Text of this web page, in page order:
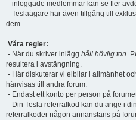
- inloggade medlemmar kan se fler
- Teslaägare har även tillgång till
dem
Våra regler:
- När du skriver inlägg håll hövlig ton.
resultera i avstängning.
- Här diskuterar vi elbilar i allmänhet
hänvisas till andra forum.
- Endast ett konto per person på
- Din Tesla referralkod kan du ange i
referralkoder någon annanstans på